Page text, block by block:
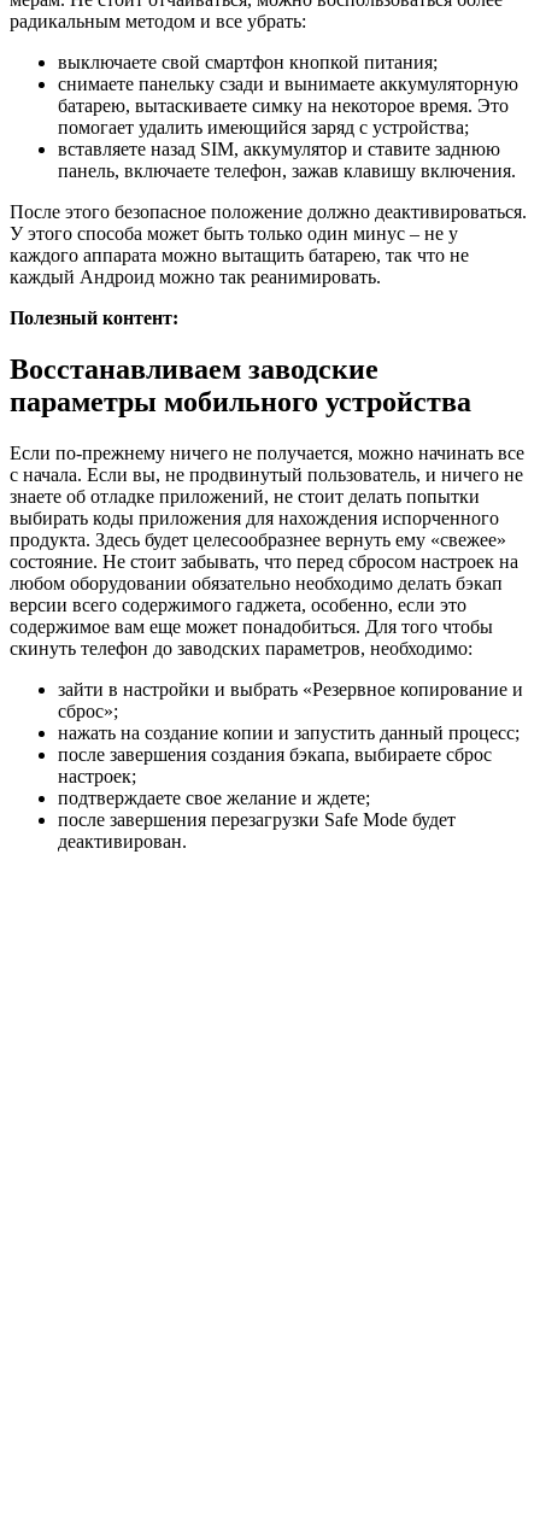
радикальным методом и все убрать:
выключаете свой смартфон кнопкой питания;
снимаете панельку сзади и вынимаете аккумуляторную
батарею, вытаскиваете симку на некоторое время. Это
помогает удалить имеющийся заряд с устройства;
вставляете назад SIM, аккумулятор и ставите заднюю
панель, включаете телефон, зажав клавишу включения.
После этого безопасное положение должно деактивироваться.
У этого способа может быть только один минус – не у
каждого аппарата можно вытащить батарею, так что не
каждый Андроид можно так реанимировать.
Полезный контент:
Восстанавливаем заводские
параметры мобильного устройства
Если по-прежнему ничего не получается, можно начинать все
с начала. Если вы, не продвинутый пользователь, и ничего не
знаете об отладке приложений, не стоит делать попытки
выбирать коды приложения для нахождения испорченного
продукта. Здесь будет целесообразнее вернуть ему «свежее»
состояние. Не стоит забывать, что перед сбросом настроек на
любом оборудовании обязательно необходимо делать бэкап
версии всего содержимого гаджета, особенно, если это
содержимое вам еще может понадобиться. Для того чтобы
скинуть телефон до заводских параметров, необходимо:
зайти в настройки и выбрать «Резервное копирование и
сброс»;
нажать на создание копии и запустить данный процесс;
после завершения создания бэкапа, выбираете сброс
настроек;
подтверждаете свое желание и ждете;
после завершения перезагрузки Safe Mode будет
деактивирован.